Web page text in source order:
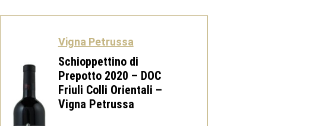
Vigna Petrussa
Schioppettino di
Prepotto 2020 – DOC
Friuli Colli Orientali –
Vigna Petrussa